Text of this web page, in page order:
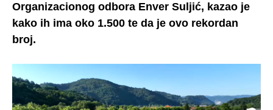
Organizacionog odbora Enver Suljić, kazao je
kako ih ima oko 1.500 te da je ovo rekordan
broj.